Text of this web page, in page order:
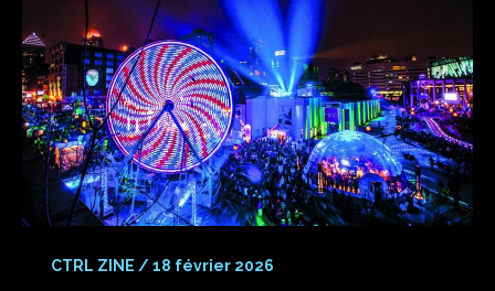
CTRL ZINE /18 février 2026